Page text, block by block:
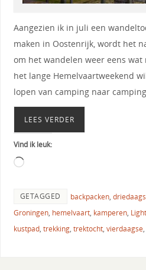
Aangezien ik in juli een
maken in Oostenrijk, wordt het
om het wandelen weer eens
het lange Hemelvaartweekend
lopen van camping naar
LEES VERDER
Vind ik leuk:
GETAGGED backpacken,
Groningen, hemelvaart, kamperen,
kustpad, trekking, trektocht, vierdaagse,